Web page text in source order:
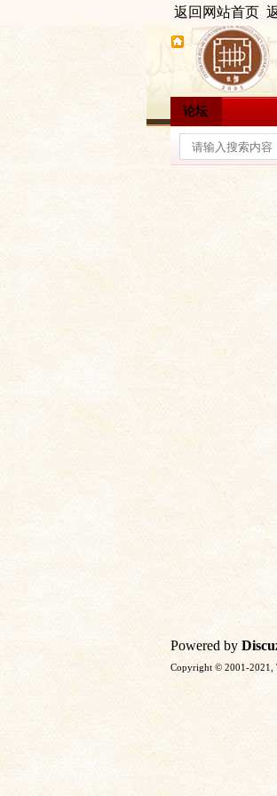
返回网站首页
论坛
Powered by
Copyright © 2001-2021,